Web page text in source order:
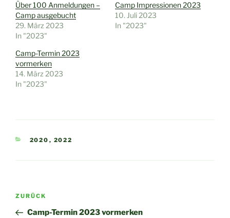
Über 100 Anmeldungen –
Camp ausgebucht
29. März 2023
In "2023"
Camp Impressionen 2023
10. Juli 2023
In "2023"
Camp-Termin 2023
vormerken
14. März 2023
In "2023"
KATEGORIEN
2020 , 2022
Beitragsnavigation
Vorheriger
Beitrag
ZURÜCK
Camp-Termin 2023 vormerken